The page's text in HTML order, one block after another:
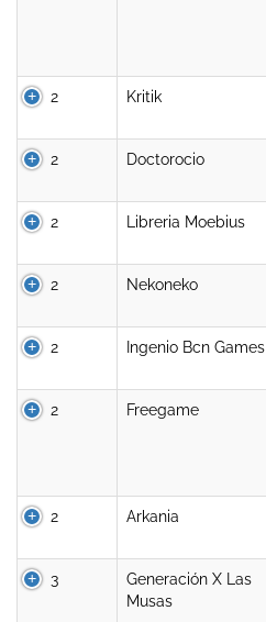
2 Kritik
2 Doctorocio
2 Libreria Moebius
2 Nekoneko
2 Ingenio Bcn Games
2 Freegame
2 Arkania
3
Generación X Las
Musas